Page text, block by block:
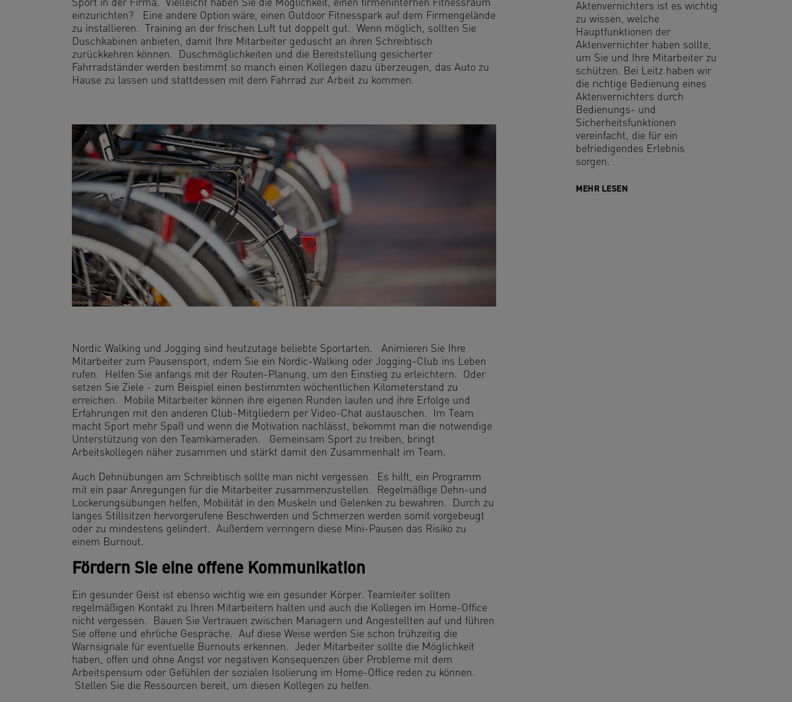
Sport in der Firma. Vielleicht haben Sie die Möglichkeit, einen firmeninternen Fitnessraum
einzurichten? Eine andere Option wäre, einen Outdoor Fitnesspark auf dem Firmengelände
zu installieren. Training an der frischen Luft tut doppelt gut. Wenn möglich, sollten Sie
Duschkabinen anbieten, damit Ihre Mitarbeiter geduscht an ihren Schreibtisch
zurückkehren können. Duschmöglichkeiten und die Bereitstellung gesicherter
Fahrradständer werden bestimmt so manch einen Kollegen dazu überzeugen, das Auto zu
Hause zu lassen und stattdessen mit dem Fahrrad zur Arbeit zu kommen.
Nordic Walking und Jogging sind heutzutage beliebte Sportarten. Animieren Sie Ihre
Mitarbeiter zum Pausensport, indem Sie ein Nordic-Walking oder Jogging-Club ins Leben
rufen. Helfen Sie anfangs mit der Routen-Planung, um den Einstieg zu erleichtern. Oder
setzen Sie Ziele - zum Beispiel einen bestimmten wöchentlichen Kilometerstand zu
erreichen. Mobile Mitarbeiter können ihre eigenen Runden laufen und ihre Erfolge und
Erfahrungen mit den anderen Club-Mitgliedern per Video-Chat austauschen. Im Team
macht Sport mehr Spaß und wenn die Motivation nachlässt, bekommt man die notwendige
Unterstützung von den Teamkameraden. Gemeinsam Sport zu treiben, bringt
Arbeitskollegen näher zusammen und stärkt damit den Zusammenhalt im Team.
Auch Dehnübungen am Schreibtisch sollte man nicht vergessen. Es hilft, ein Programm
mit ein paar Anregungen für die Mitarbeiter zusammenzustellen. Regelmäßige Dehn-und
Lockerungsübungen helfen, Mobilität in den Muskeln und Gelenken zu bewahren. Durch zu
langes Stillsitzen hervorgerufene Beschwerden und Schmerzen werden somit vorgebeugt
oder zu mindestens gelindert. Außerdem verringern diese Mini-Pausen das Risiko zu
einem Burnout.
Fördern Sie eine offene Kommunikation
Ein gesunder Geist ist ebenso wichtig wie ein gesunder Körper. Teamleiter sollten
regelmäßigen Kontakt zu Ihren Mitarbeitern halten und auch die Kollegen im Home-Office
nicht vergessen. Bauen Sie Vertrauen zwischen Managern und Angestellten auf und führen
Sie offene und ehrliche Gespräche. Auf diese Weise werden Sie schon frühzeitig die
Warnsignale für eventuelle Burnouts erkennen. Jeder Mitarbeiter sollte die Möglichkeit
haben, offen und ohne Angst vor negativen Konsequenzen über Probleme mit dem
Arbeitspensum oder Gefühlen der sozialen Isolierung im Home-Office reden zu können.
Stellen Sie die Ressourcen bereit, um diesen Kollegen zu helfen.
Aktenvernichters ist es wichtig
zu wissen, welche
Hauptfunktionen der
Aktenvernichter haben sollte,
um Sie und Ihre Mitarbeiter zu
schützen. Bei Leitz haben wir
die richtige Bedienung eines
Aktenvernichters durch
Bedienungs- und
Sicherheitsfunktionen
vereinfacht, die für ein
befriedigendes Erlebnis
sorgen.
MEHR LESEN